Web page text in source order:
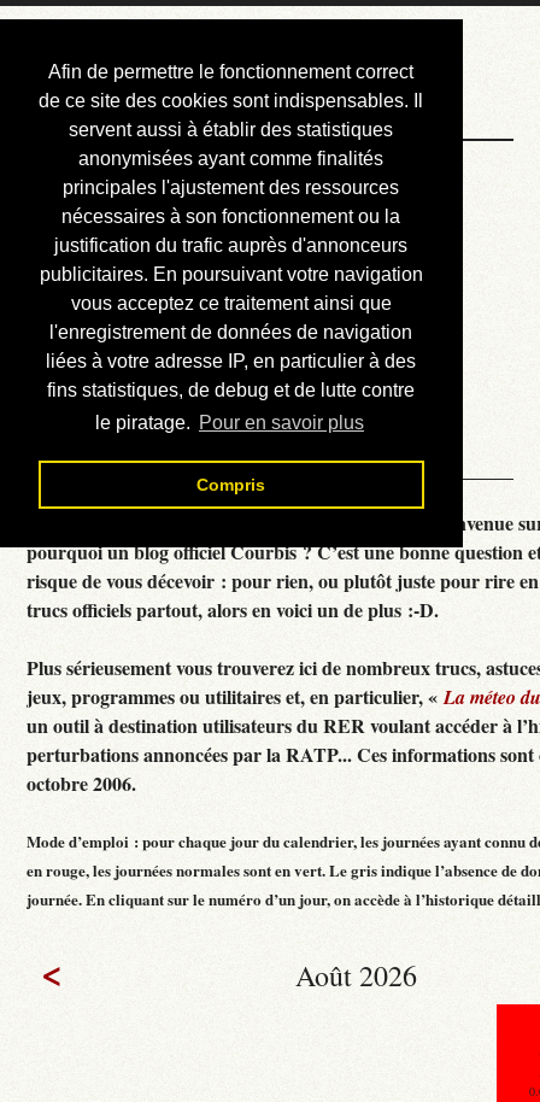
Afin de permettre le fonctionnement correct
de ce site des cookies sont indispensables. Il
servent aussi à établir des statistiques
anonymisées ayant comme finalités
principales l'ajustement des ressources
nécessaires à son fonctionnement ou la
justification du trafic auprès d'annonceurs
publicitaires. En poursuivant votre navigation
vous acceptez ce traitement ainsi que
l'enregistrement de données de navigation
liées à votre adresse IP, en particulier à des
fins statistiques, de debug et de lutte contre
le piratage. Pour en savoir plus
Compris
Courbis, « LE »
Blog Officiel
Bienvenue
Réalisations
Divers (et d’été)
Annonces
Liens externes
Téléchargement
Contact
Courbis, « LE » Blog Officiel - je vous souhaite la bienvenue
pourquoi un blog officiel Courbis ? C’est une bonne question
risque de vous décevoir : pour rien, ou plutôt juste pour rire
trucs officiels partout, alors en voici un de plus :-D.
Plus sérieusement vous trouverez ici de nombreux trucs,
jeux, programmes ou utilitaires et, en particulier, «La méteo
un outil à destination utilisateurs du RER voulant accéder à
perturbations annoncées par la RATP... Ces informations sont
octobre 2006.
Mode d’emploi : pour chaque jour du calendrier, les journées ayant connu
en rouge, les journées normales sont en vert. Le gris indique l’absence de
journée. En cliquant sur le numéro d’un jour, on accède à l’historique
< Août 2026